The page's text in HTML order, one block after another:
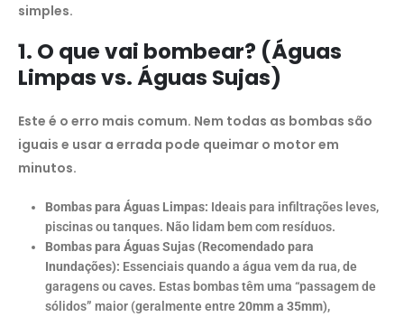
simples.
1. O que vai bombear? (Águas
Limpas vs. Águas Sujas)
Este é o erro mais comum. Nem todas as bombas são
iguais e usar a errada pode queimar o motor em
minutos.
Bombas para Águas Limpas: Ideais para infiltrações leves,
piscinas ou tanques. Não lidam bem com resíduos.
Bombas para Águas Sujas (Recomendado para
Inundações): Essenciais quando a água vem da rua, de
garagens ou caves. Estas bombas têm uma “passagem de
sólidos” maior (geralmente entre 20mm a 35mm),